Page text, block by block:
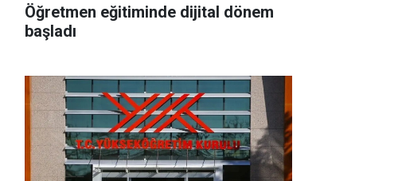
Öğretmen eğitiminde dijital dönem
başladı